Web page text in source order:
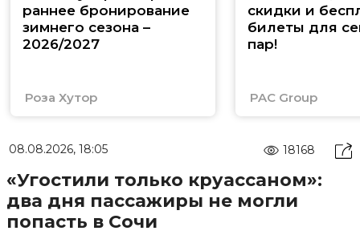
раннее бронирование
зимнего сезона –
2026/2027
Роза Хутор
скидки и
билеты для
пар!
PAC Group
08.08.2026, 18:05 18168
«Угостили только круассаном»:
два дня пассажиры не могли
попасть в Сочи